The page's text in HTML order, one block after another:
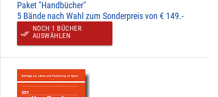
Paket "Handbücher"
5 Bände nach Wahl zum Sonderpreis von € 149.-
done_all
NOCH 1 BÜCHER
AUSWÄHLEN